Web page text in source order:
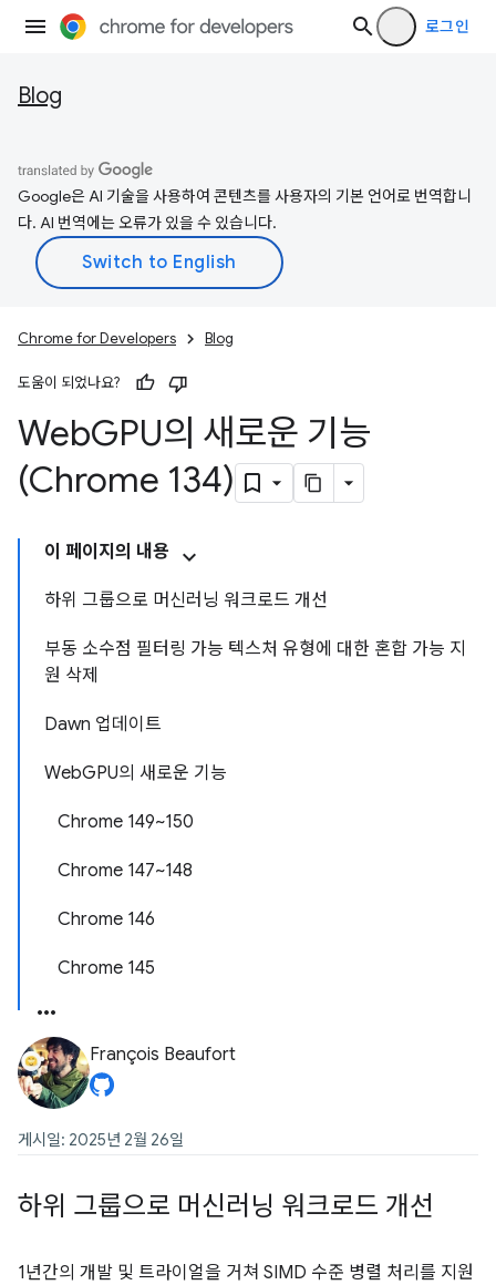
로그인
Blog
Google은 AI 기술을 사용하여 콘텐츠를 사용자의 기본 언어로 번역합니
다. AI 번역에는 오류가 있을 수 있습니다.
Chrome for Developers Blog
도움이 되었나요?
WebGPU의 새로운 기능
(Chrome 134)
이 페이지의 내용
하위 그룹으로 머신러닝 워크로드 개선
부동 소수점 필터링 가능 텍스처 유형에 대한 혼합 가능 지
원 삭제
Dawn 업데이트
WebGPU의 새로운 기능
Chrome 149~150
Chrome 147~148
Chrome 146
Chrome 145
François Beaufort
게시일: 2025년 2월 26일
하위 그룹으로 머신러닝 워크로드 개선
1년간의 개발 및 트라이얼을 거쳐 SIMD 수준 병렬 처리를 지원